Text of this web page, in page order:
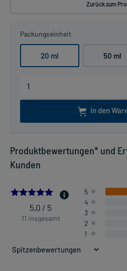
Zurück zum
Packungseinheit
20 ml 50 ml
In den
Produktbewertungen* und
Kunden
5.0
5,0 / 5
11 insgesamt
5
4
3
2
1